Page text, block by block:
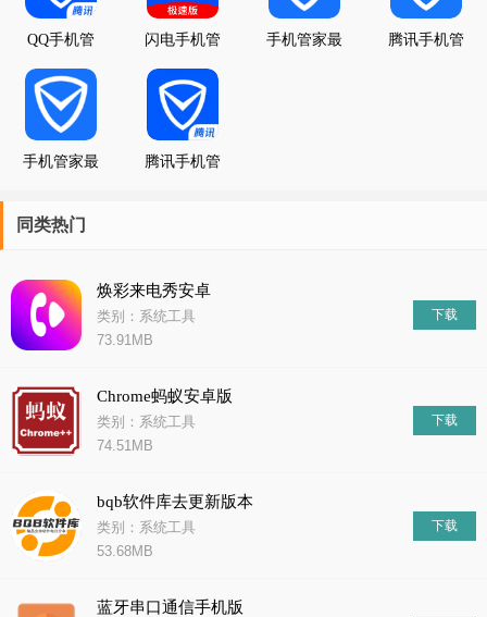
缺点以及如何充分利用它们来保护您的手机安全和隐私
QQ手机管
闪电手机管
手机管家最
腾讯手机管
手机管家最
腾讯手机管
同类热门
焕彩来电秀安卓
类别：系统工具
73.91MB
下载
Chrome蚂蚁安卓版
类别：系统工具
74.51MB
下载
bqb软件库去更新版本
类别：系统工具
53.68MB
下载
蓝牙串口通信手机版